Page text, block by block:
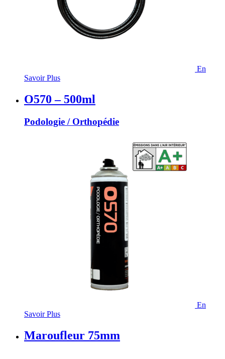
En
Savoir Plus
O570 – 500ml
Podologie / Orthopédie
En
Savoir Plus
Maroufleur 75mm